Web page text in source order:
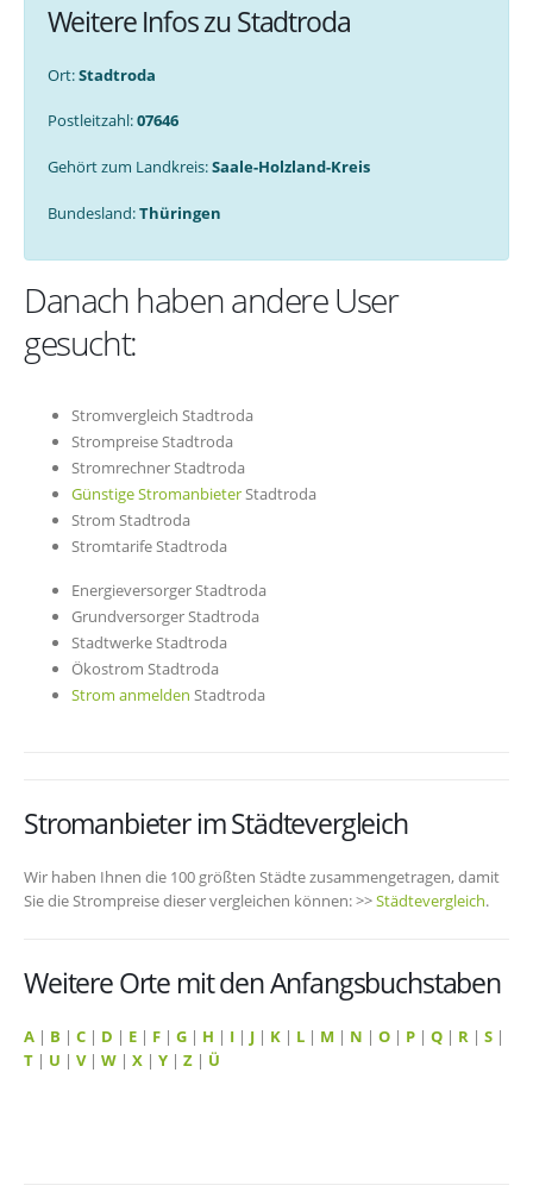
Weitere Infos zu Stadtroda
Ort:Stadtroda
Postleitzahl:07646
Gehört zum Landkreis:Saale-Holzland-Kreis
Bundesland:Thüringen
Danach haben andere User
gesucht:
Stromvergleich Stadtroda
Strompreise Stadtroda
Stromrechner Stadtroda
Günstige StromanbieterStadtroda
Strom Stadtroda
Stromtarife Stadtroda
Energieversorger Stadtroda
Grundversorger Stadtroda
Stadtwerke Stadtroda
Ökostrom Stadtroda
Strom anmelden Stadtroda
Stromanbieter im Städtevergleich
Wir haben Ihnen die 100 größten Städte zusammengetragen, damit
Sie die Strompreise dieser vergleichen können: >>Städtevergleich.
Weitere Orte mit den Anfangsbuchstaben
A | B | C | D | E | F | G | H | I | J | K | L | M | N | O | P | Q | R | S |
T | U | V| W | X | Y | Z | Ü